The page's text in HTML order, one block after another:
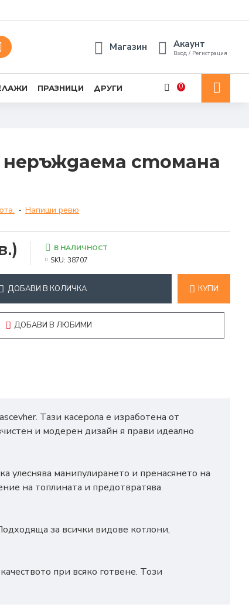
Магазин Акаунт
Вход / Регистрация
ПРАЗНИЦИ ДРУГИ 0
неръждаема стомана
- Напиши ревю
В НАЛИЧНОСТ
SKU: 38707
ДОБАВИ В КОЛИЧКА КУПИ
ДОБАВИ В ЛЮБИМИ
Тази касерола е изработена от
и модерен дизайн я прави идеално
улеснява манипулирането и пренасянето на
на топлината и предотвратява
за всички видове котлони,
при всяко готвене. Този